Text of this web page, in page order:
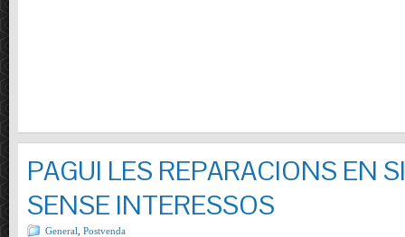
PAGUI LES REPARACIONS EN
SENSE INTERESSOS
General Postvenda